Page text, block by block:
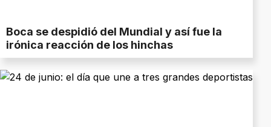
Boca se despidió del Mundial y así fue la
irónica reacción de los hinchas